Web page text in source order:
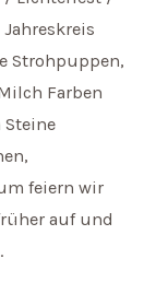
Strohpuppen,
Farben
feiern wir
auf und